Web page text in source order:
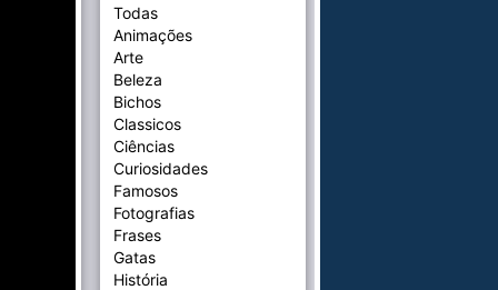
Todas
Animações
Arte
Beleza
Bichos
Classicos
Ciências
Curiosidades
Famosos
Fotografias
Frases
Gatas
História